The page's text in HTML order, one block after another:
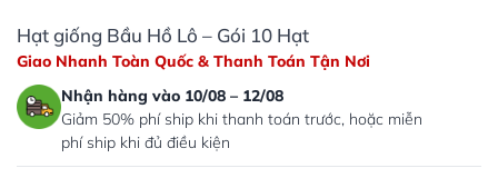
Hạt giống Bầu Hồ Lô – Gói 10 Hạt
Giao Nhanh Toàn Quốc & Thanh Toán Tận Nơi
Nhận hàng vào 10/08 – 12/08
Giảm 50% phí ship khi thanh toán trước, hoặc miễn
phí ship khi đủ điều kiện